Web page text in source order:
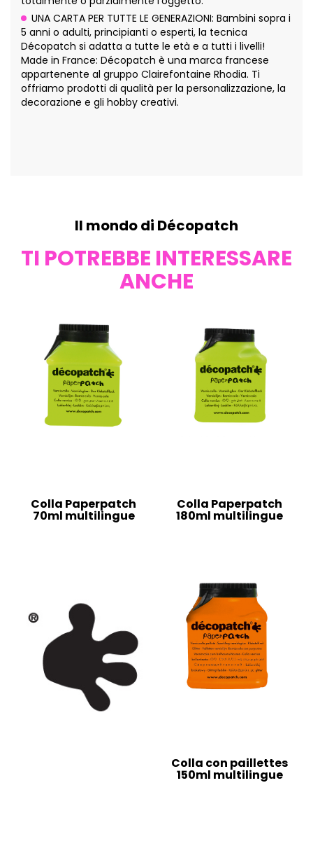
UNA CARTA PER TUTTE LE GENERAZIONI: Bambini sopra i
5 anni o adulti, principianti o esperti, la tecnica
Décopatch si adatta a tutte le età e a tutti i livelli!
Made in France: Décopatch è una marca francese
appartenente al gruppo Clairefontaine Rhodia. Ti
offriamo prodotti di qualità per la personalizzazione, la
decorazione e gli hobby creativi.
Il mondo di Décopatch
TI POTREBBE INTERESSARE
ANCHE
Colla Paperpatch
70ml multilingue
Colla Paperpatch
180ml multilingue
Colla con paillettes
150ml multilingue